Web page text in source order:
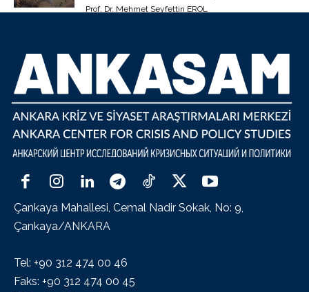
Prof. Dr. Mehmet Seyfettin EROL
Çankaya Mahallesi, Cemal Nadir Sokak, No: 9,
Çankaya/ANKARA
Tel: +90 312 474 00 46
Faks: +90 312 474 00 45